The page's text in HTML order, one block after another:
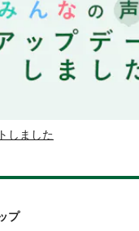
しました
プ